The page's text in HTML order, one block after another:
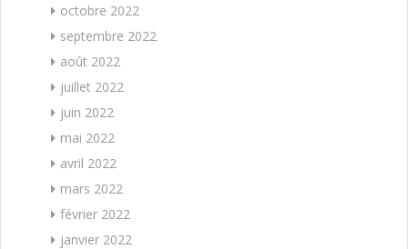
octobre 2022
septembre 2022
août 2022
juillet 2022
juin 2022
mai 2022
avril 2022
mars 2022
février 2022
janvier 2022